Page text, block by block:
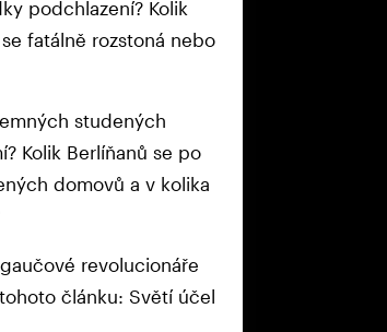
podchlazení? Kolik
fatálně rozstoná nebo
studených
Kolik Berlíňanů se po
domovů a v kolika
revolucionáře
článku: Světí účel